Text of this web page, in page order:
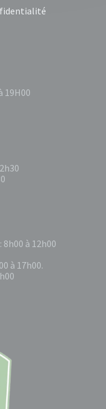
19H00
à 12h00
à 17h00.